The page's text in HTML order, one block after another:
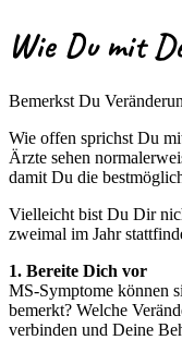
Wie Du mit
Bemerkst Du
Wie offen sprichst Du
Ärzte sehen
damit Du die
Vielleicht bist Du Dir
zweimal im Jahr
1. Bereite Dich vor
MS-Symptome können
bemerkt? Welche
verbinden und Deine